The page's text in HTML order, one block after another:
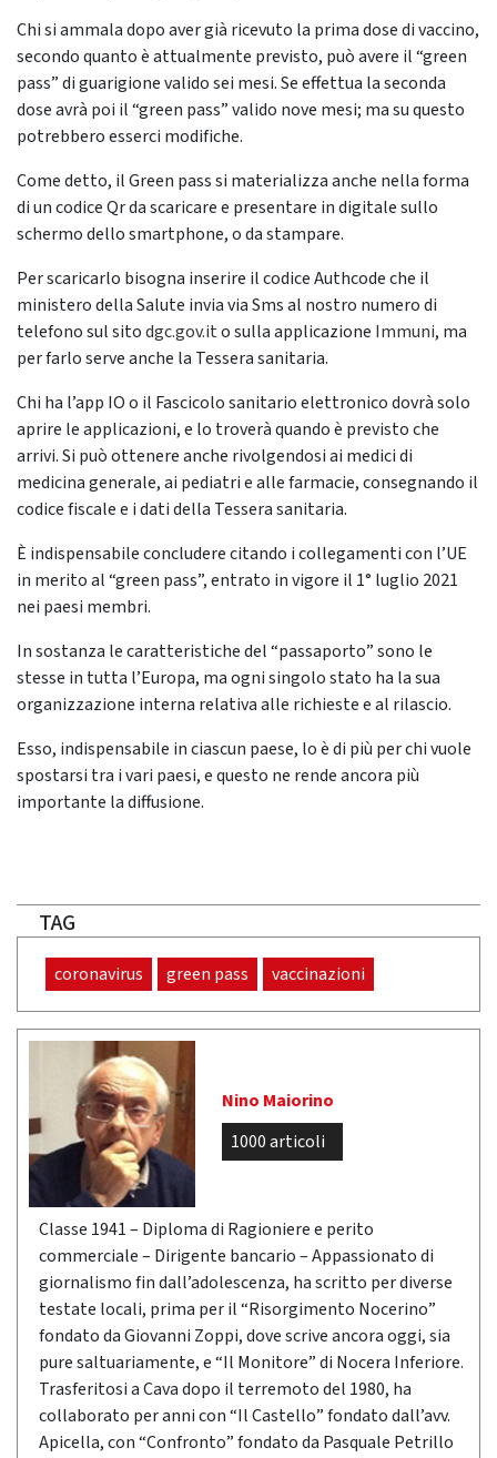
Chi si ammala dopo aver già ricevuto la prima dose di vaccino,
secondo quanto è attualmente previsto, può avere il “green
pass” di guarigione valido sei mesi. Se effettua la seconda
dose avrà poi il “green pass” valido nove mesi; ma su questo
potrebbero esserci modifiche.
Come detto, il Green pass si materializza anche nella forma
di un codice Qr da scaricare e presentare in digitale sullo
schermo dello smartphone, o da stampare.
Per scaricarlo bisogna inserire il codice Authcode che il
ministero della Salute invia via Sms al nostro numero di
telefono sul sitodgc.gov.ito sulla applicazione Immuni, ma
per farlo serve anche la Tessera sanitaria.
Chi ha l’app IO o il Fascicolo sanitario elettronico dovrà solo
aprire le applicazioni, e lo troverà quando è previsto che
arrivi. Si può ottenere anche rivolgendosi ai medici di
medicina generale, ai pediatri e alle farmacie, consegnando il
codice fiscale e i dati della Tessera sanitaria.
È indispensabile concludere citando i collegamenti con l’UE
in merito al “green pass”, entrato in vigore il 1° luglio 2021
nei paesi membri.
In sostanza le caratteristiche del “passaporto” sono le
stesse in tutta l’Europa, ma ogni singolo stato ha la sua
organizzazione interna relativa alle richieste e al rilascio.
Esso, indispensabile in ciascun paese, lo è di più per chi vuole
spostarsi tra i vari paesi, e questo ne rende ancora più
importante la diffusione.
TAG
coronavirus green pass vaccinazioni
Nino Maiorino
1000 articoli
Classe 1941 – Diploma di Ragioniere e perito
commerciale – Dirigente bancario – Appassionato di
giornalismo fin dall’adolescenza, ha scritto per diverse
testate locali, prima per il “Risorgimento Nocerino”
fondato da Giovanni Zoppi, dove scrive ancora oggi, sia
pure saltuariamente, e “Il Monitore” di Nocera Inferiore.
Trasferitosi a Cava dopo il terremoto del 1980, ha
collaborato per anni con “Il Castello” fondato dall’avv.
Apicella, con “Confronto” fondato da Pasquale Petrillo